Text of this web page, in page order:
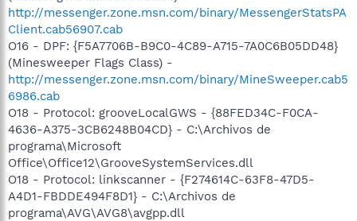
http://messenger.zone.msn.com/binary/MessengerStatsPA
Client.cab56907.cab
O16 - DPF: {F5A7706B-B9C0-4C89-A715-7A0C6B05DD48}
(Minesweeper Flags Class) -
http://messenger.zone.msn.com/binary/MineSweeper.cab5
6986.cab
O18 - Protocol: grooveLocalGWS - {88FED34C-F0CA-
4636-A375-3CB6248B04CD} - C:\Archivos de
programa\Microsoft
Office\Office12\GrooveSystemServices.dll
O18 - Protocol: linkscanner - {F274614C-63F8-47D5-
A4D1-FBDDE494F8D1} - C:\Archivos de
programa\AVG\AVG8\avgpp.dll